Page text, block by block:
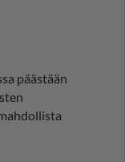
päästään